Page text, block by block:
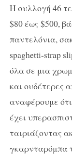
Η συλλογή 46
$80 έως $500,
παντελόνια,
spaghetti-strap
όλα σε μια
και ουδέτερες
αναφέρουμε
έχει
ταιριάζοντας
γκαρνταρόμπα